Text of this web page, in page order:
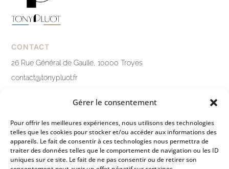
Gérer le consentement
Pour offrir les meilleures expériences, nous utilisons des technologies
telles que les cookies pour stocker et/ou accéder aux informations des
appareils. Le fait de consentir à ces technologies nous permettra de
traiter des données telles que le comportement de navigation ou les ID
uniques sur ce site. Le fait de ne pas consentir ou de retirer son
CONTACT
26 Rue Général de Gaulle, 10000 Troyes
contact@tonypluot.fr
LIENS PRATIQUES
Mentions légales